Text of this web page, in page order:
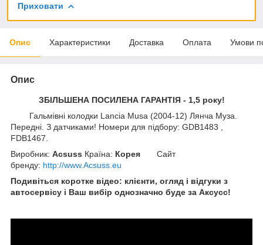
Приховати
Опис Характеристики Доставка Оплата Умови
Опис
ЗБІЛЬШЕНА ПОСИЛЕНА ГАРАНТІЯ - 1,5 року!
Гальмівні колодки Lancia Musa (2004-12) Лянча Муза.
Передні. З датчиками! Номери для підбору: GDB1483 ,
FDB1467.
Виробник: Acsuss Країна: Корея
Сайт
бренду: http://www.Acsuss.eu
Подивіться коротке відео: клієнти, огляд і відгуки з
автосервісу і Ваш вибір однозначно буде за Aксусс!